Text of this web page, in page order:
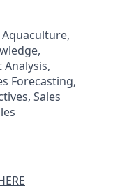
Forecasting,
Sales